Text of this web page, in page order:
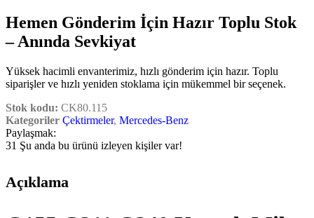
Hemen Gönderim İçin Hazır Toplu Stok
– Anında Sevkiyat
Yüksek hacimli envanterimiz, hızlı gönderim için hazır. Toplu
siparişler ve hızlı yeniden stoklama için mükemmel bir seçenek.
Stok kodu: CK80.115
Kategoriler Çektirmeler, Mercedes-Benz
Paylaşmak:
31 Şu anda bu ürünü izleyen kişiler var!
Açıklama